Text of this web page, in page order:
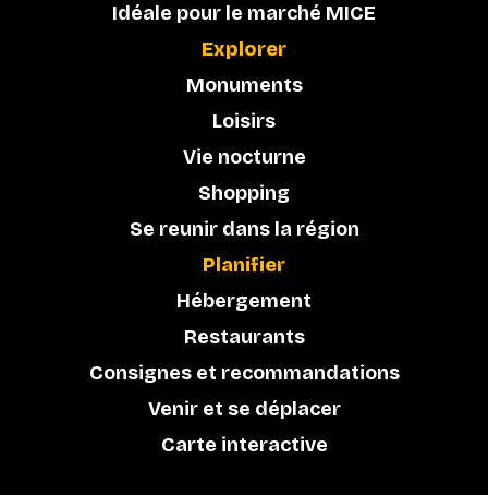
Idéale pour le marché MICE
Explorer
Monuments
Loisirs
Vie nocturne
Shopping
Se reunir dans la région
Planifier
Hébergement
Restaurants
Consignes et recommandations
Venir et se déplacer
Carte interactive